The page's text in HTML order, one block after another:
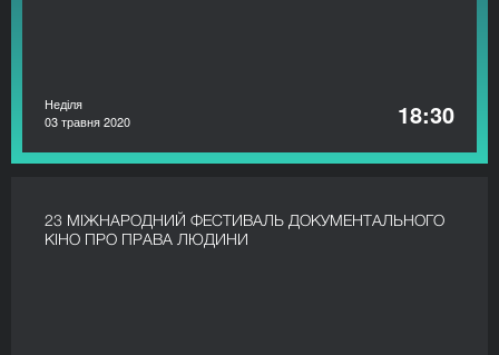
Неділя
03 травня 2020
18:30
23 МІЖНАРОДНИЙ ФЕСТИВАЛЬ ДОКУМЕНТАЛЬНОГО
КІНО ПРО ПРАВА ЛЮДИНИ